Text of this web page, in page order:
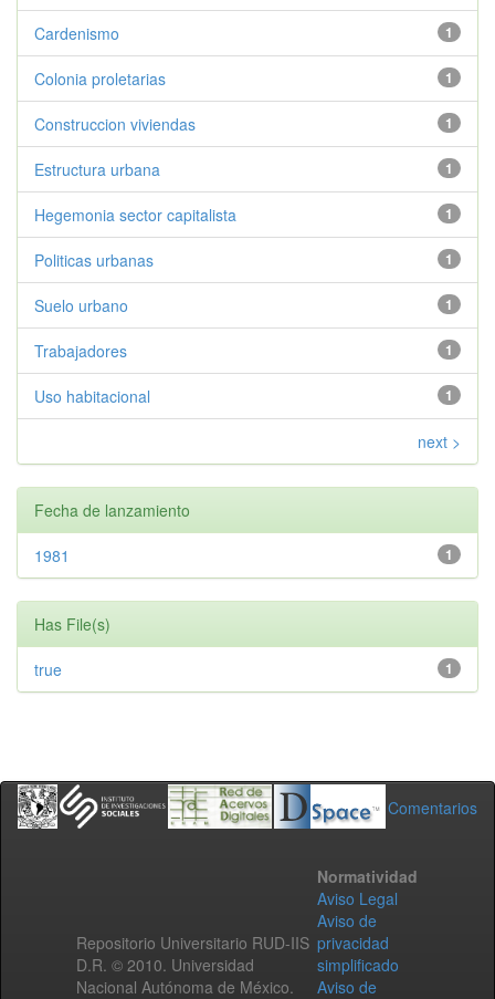
1
Cardenismo
1
Colonia proletarias
1
Construccion viviendas
1
Estructura urbana
1
Hegemonia sector capitalista
1
Politicas urbanas
1
Suelo urbano
1
Trabajadores
1
Uso habitacional
next >
Fecha de lanzamiento
1
1981
Has File(s)
1
true
Comentarios
Repositorio Universitario RUD-IIS
D.R. © 2010. Universidad
Nacional Autónoma de México.
Normatividad
Aviso Legal
Aviso de
privacidad
simplificado
Aviso de